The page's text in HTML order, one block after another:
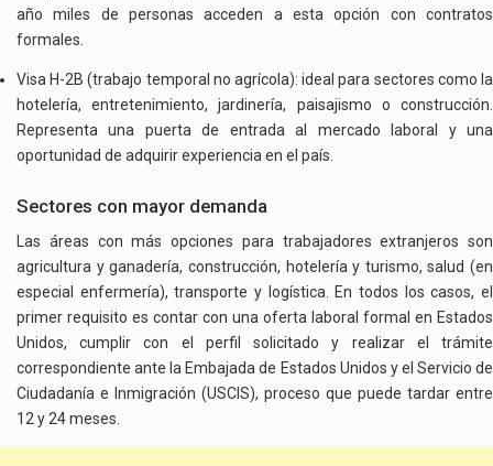
año miles de personas acceden a esta opción con contratos
formales.
Visa H-2B (trabajo temporal no agrícola): ideal para sectores como la
hotelería, entretenimiento, jardinería, paisajismo o construcción.
Representa una puerta de entrada al mercado laboral y una
oportunidad de adquirir experiencia en el país.
Sectores con mayor demanda
Las áreas con más opciones para trabajadores extranjeros son
agricultura y ganadería, construcción, hotelería y turismo, salud (en
especial enfermería), transporte y logística. En todos los casos, el
primer requisito es contar con una oferta laboral formal en Estados
Unidos, cumplir con el perfil solicitado y realizar el trámite
correspondiente ante la Embajada de Estados Unidos y el Servicio de
Ciudadanía e Inmigración (USCIS), proceso que puede tardar entre
12 y 24 meses.